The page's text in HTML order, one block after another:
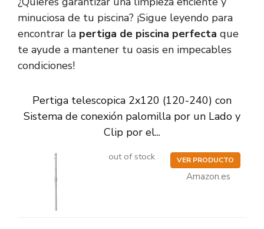
minuciosa de tu piscina? ¡Sigue leyendo para
encontrar la pertiga de piscina perfecta que
te ayude a mantener tu oasis en impecables
condiciones!
Pertiga telescopica 2x120 (120-240) con
Sistema de conexión palomilla por un Lado y
Clip por el...
out of stock VER PRODUCTO
Amazon.es